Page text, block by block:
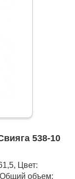
538-10
Цвет:
Общий объем: